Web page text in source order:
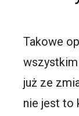
Takowe
wszystkim
już ze
nie jest to